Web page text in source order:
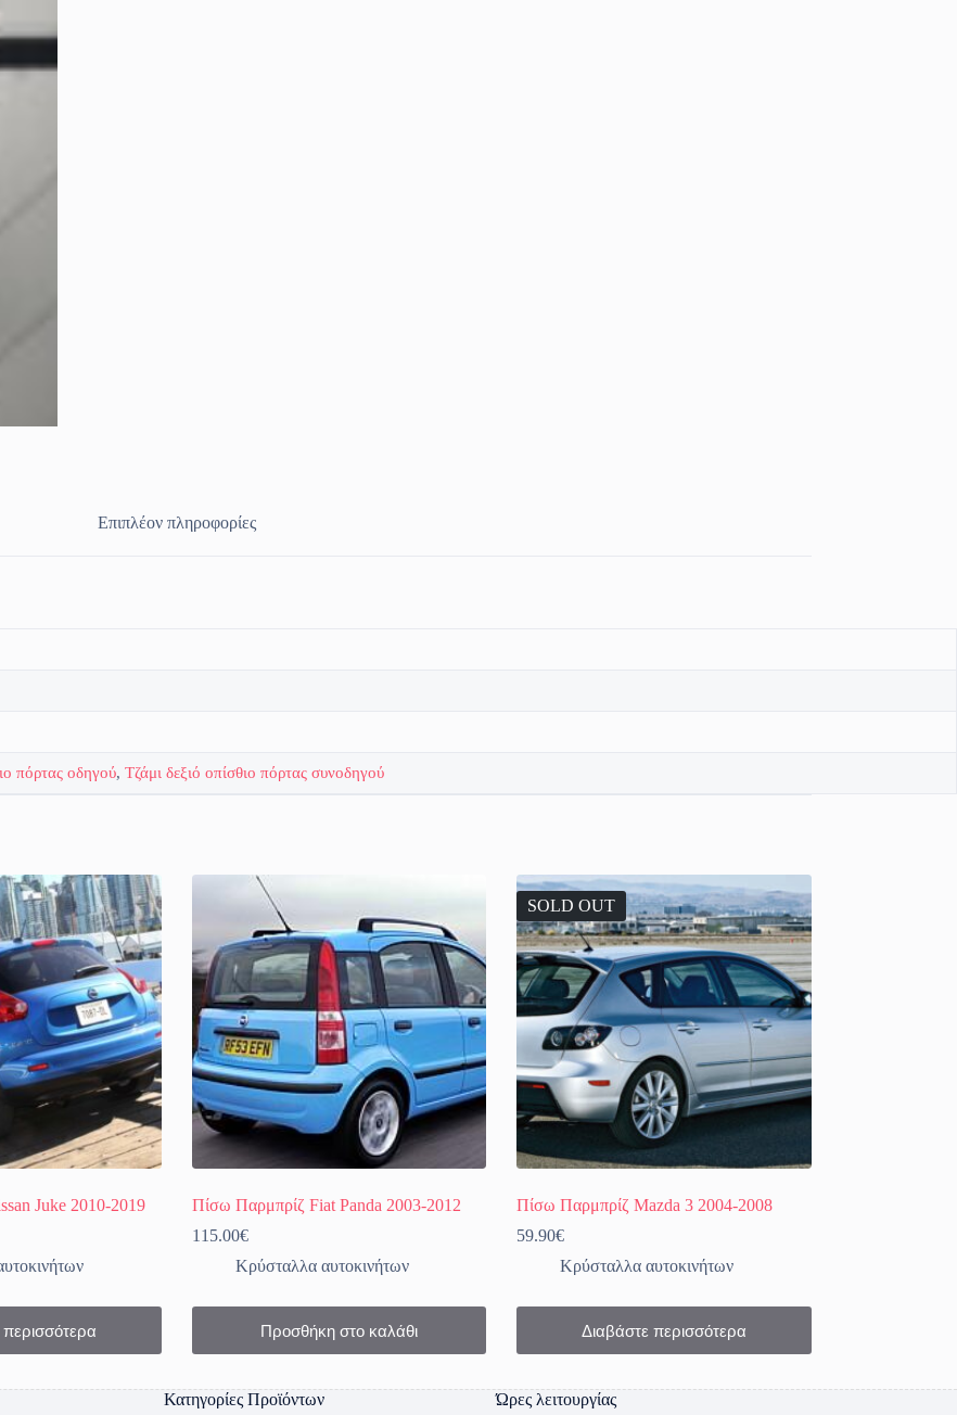
Επιπλέον πληροφορίες
πόρτας οδηγού, Τζάμι δεξιό οπίσθιο πόρτας συνοδηγού
Juke 2010-2019
Πίσω Παρμπρίζ Fiat Panda 2003-2012
115.00€
Κρύσταλλα αυτοκινήτων
Προσθήκη στο καλάθι
SOLD OUT
Πίσω Παρμπρίζ Mazda 3 2004-2008
59.90€
Κρύσταλλα αυτοκινήτων
Διαβάστε περισσότερα
Κατηγορίες Προϊόντων Ώρες λειτουργίας